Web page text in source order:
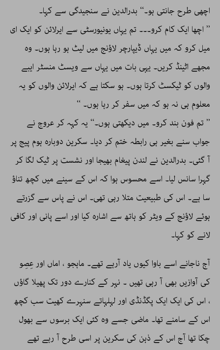
اچھی طرح جانتی ہو۔‘‘ بدرالدین نے سنجیدگی سے کہا۔
’’ اچھا ایک کام کرو۔۔۔ تم یہاں یونیورسٹی سے ایرلائن کو ایک ای
میل کرو کہ میں یہاں ڈیپارچر لاؤنج میں لیٹ ہو رہا ہوں۔ وہ
مجھے اٹینڈ کریں۔ یہی بات میں یہاں سے ویسٹ منسٹر ایبے
والوں کو ٹیکسٹ کرتا ہوں۔ ہو سکتا ہے کہ ایرلائن والوں کو یہ
معلوم ہی نہ ہو کہ میں سفر کر رہا ہوں۔ ‘‘
’’ تم فون بند کرو۔ میں دیکھتی ہوں۔‘‘ یہ کہہ کر عروج نے
جواب سنے بغیر ہی رابطہ ختم کر دیا۔ سکرین دوبارہ ہوم پیج پر
آ گئی۔ بدرالدین نے لندن پیغام بھیجا اور نشست پر ٹیک لگا کر
گہرا سانس لیا۔ اسے محسوس ہوا کہ اس کے سینے میں کچھ تناؤ
سا ہے۔ اس کی طبیعیت متلا رہی تھی۔ اس نے پاس سے گزرتے
ہوئے لاؤنج کے ویٹر کو ہاتھ سے اشارہ کیا اور اسے پانی اور کافی
لانے کو کہا۔
آج ناجانے اسے باوا کیوں یاد آرہے تھے۔ ماہجو ، اماں اور عِصِو
کی آوازیں بھی آ رہی تھیں ۔ نہر کے کنارے دور تک پھیلا گاؤں
، اس کی ایک ایک پگڈنڈی اور لہلہاتے سنہرے کھیت سب کچھ
اس کے سامنے تھا۔ ماضی جسے وہ کئی ایک برسوں سے بھول
چکا تھا آج اس کے ذہن کی سکرین پر اسی طرح آ رہے تھے